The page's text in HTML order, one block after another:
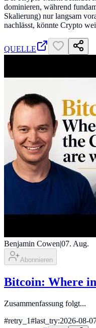
dominieren, während
Skalierung) nur langsam
nachlässt, könnte Crypto
QUELLE
Benjamin Cowen|07. Aug.
Abonnieren
Bitcoin: Where
Zusammenfassung folgt...
#retry_1#last_try:2026-08-